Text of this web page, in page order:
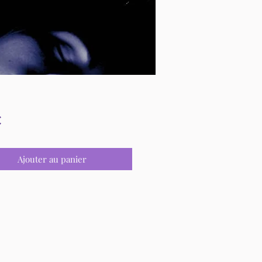
Prix
Ajouter au panier